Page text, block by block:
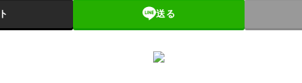
送る